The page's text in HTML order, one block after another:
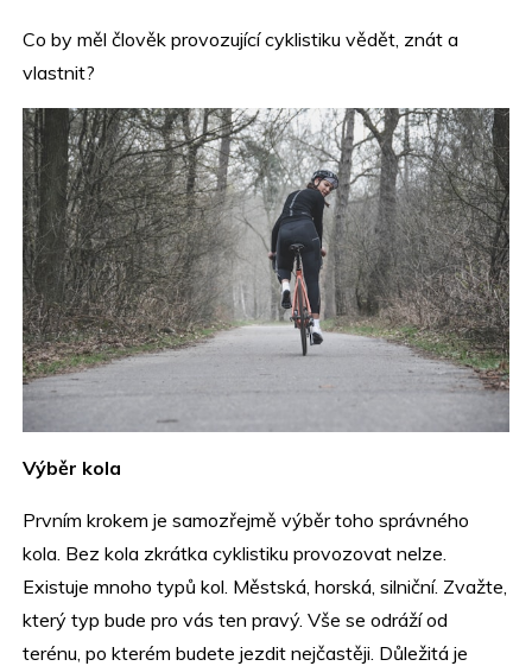
Co by měl člověk provozující cyklistiku vědět, znát a
vlastnit?
Výběr kola
Prvním krokem je samozřejmě výběr toho správného
kola. Bez kola zkrátka cyklistiku provozovat nelze.
Existuje mnoho typů kol. Městská, horská, silniční. Zvažte,
který typ bude pro vás ten pravý. Vše se odráží od
terénu, po kterém budete jezdit nejčastěji. Důležitá je